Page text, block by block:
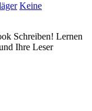
Keine
Schreiben! Lernen
Ihre Leser